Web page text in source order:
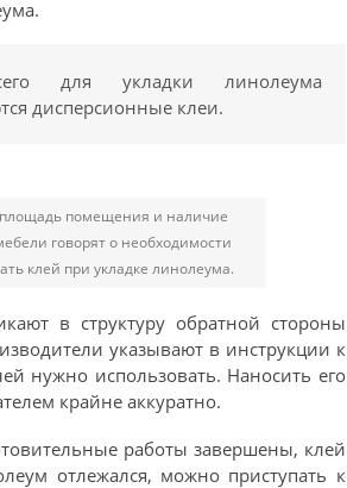
для укладки линолеума
дисперсионные клеи.
помещения и наличие
говорят о необходимости
клей при укладке линолеума.
в структуру обратной стороны
указывают в инструкции к
нужно использовать. Наносить его
крайне аккуратно.
работы завершены, клей
отлежался, можно приступать к